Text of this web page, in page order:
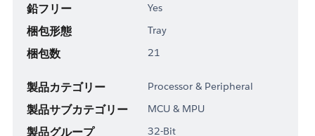
鉛フリー Yes
梱包形態 Tray
梱包数 21
製品カテゴリー Processor & Peripheral
製品サブカテゴリー MCU & MPU
製品グループ 32-Bit